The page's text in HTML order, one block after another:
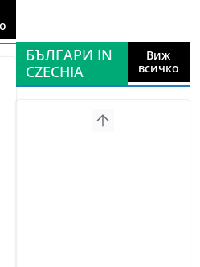
БЪЛГАРИ IN
CZECHIA
Виж
всичко